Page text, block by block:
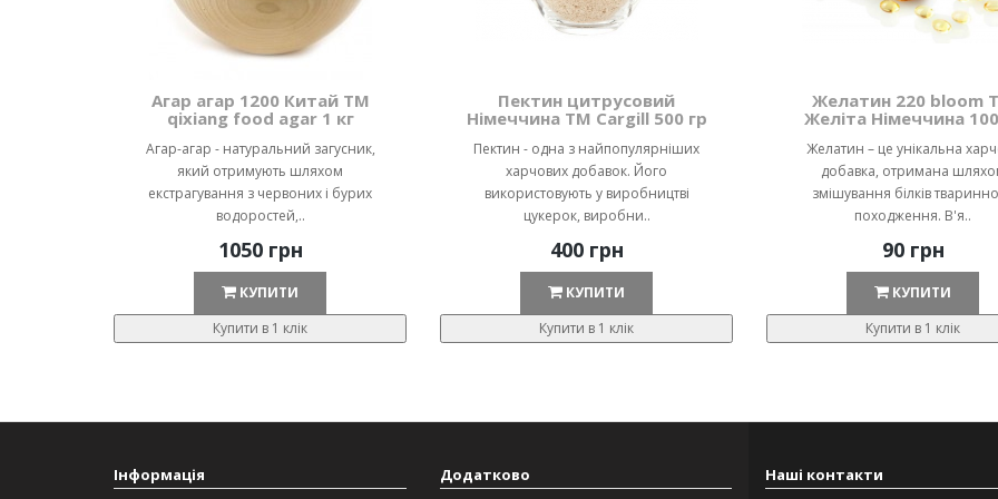
Агар агар 1200 Китай ТМ
qixiang food agar 1 кг
Агар-агар - натуральний загусник,
який отримують шляхом
екстрагування з червоних і бурих
водоростей,..
1050 грн
КУПИТИ
Купити в 1 клік
Пектин цитрусовий
Німеччина ТМ Cargill 500 гр
Пектин - одна з найпопулярніших
харчових добавок. Його
використовують у виробництві
цукерок, виробни..
400 грн
КУПИТИ
Купити в 1 клік
Желатин 220 bloom
Желіта Німеччина
Желатин – це унікальна
добавка, отримана
змішування білків
походження. В'я..
90 грн
КУПИТИ
Купити в 1 клік
Інформація Додатково Наші контакти